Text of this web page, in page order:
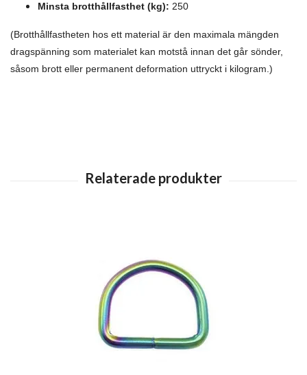
Minsta brotthållfasthet (kg): 250
(Brotthållfastheten hos ett material är den maximala mängden
dragspänning som materialet kan motstå innan det går sönder,
såsom brott eller permanent deformation uttryckt i kilogram.)